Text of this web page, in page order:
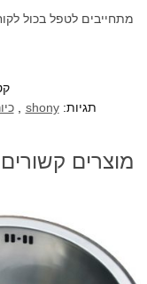
מתחייבים לטפל בכול
תגיות:shony
,
מוצרים קשורים